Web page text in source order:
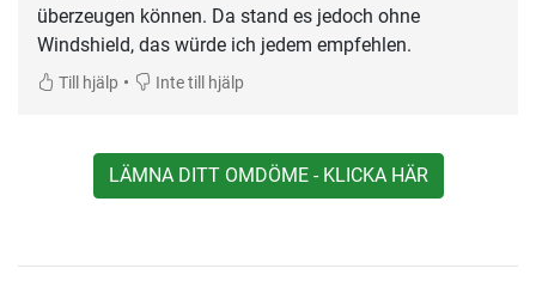
überzeugen können. Da stand es jedoch ohne
Windshield, das würde ich jedem empfehlen.
Till hjälp • Inte till hjälp
LÄMNA DITT OMDÖME - KLICKA HÄR